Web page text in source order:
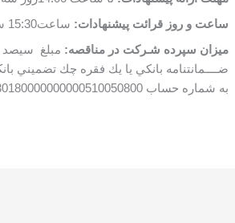
ساعت و روز قرائت پيشنهادات: ساعت15:30 سه شنبه مورخ 1403/06/20
ميزان سپرده شـركت در مناقصه:
ضــــمانتنامه ‌بانكي يا يك‌ فقره‌ چك‌
به شماره حساب IR 230180000000000510050800